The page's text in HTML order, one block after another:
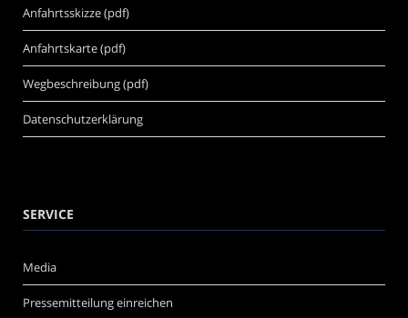
Anfahrtsskizze (pdf)
Anfahrtskarte (pdf)
Wegbeschreibung (pdf)
Datenschutzerklärung
SERVICE
Media
Pressemitteilung einreichen